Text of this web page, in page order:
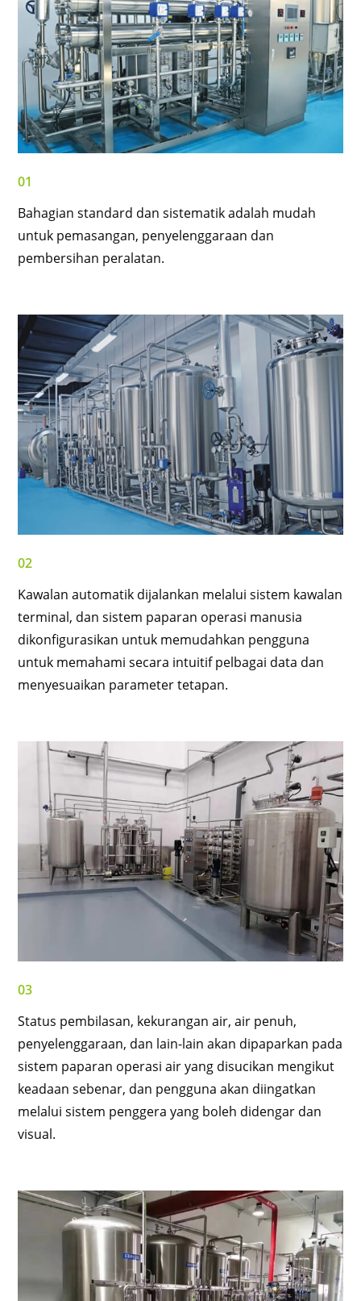
01
Bahagian standard dan sistematik adalah mudah
untuk pemasangan, penyelenggaraan dan
pembersihan peralatan.
02
Kawalan automatik dijalankan melalui sistem kawalan
terminal, dan sistem paparan operasi manusia
dikonfigurasikan untuk memudahkan pengguna
untuk memahami secara intuitif pelbagai data dan
menyesuaikan parameter tetapan.
03
Status pembilasan, kekurangan air, air penuh,
penyelenggaraan, dan lain-lain akan dipaparkan pada
sistem paparan operasi air yang disucikan mengikut
keadaan sebenar, dan pengguna akan diingatkan
melalui sistem penggera yang boleh didengar dan
visual.